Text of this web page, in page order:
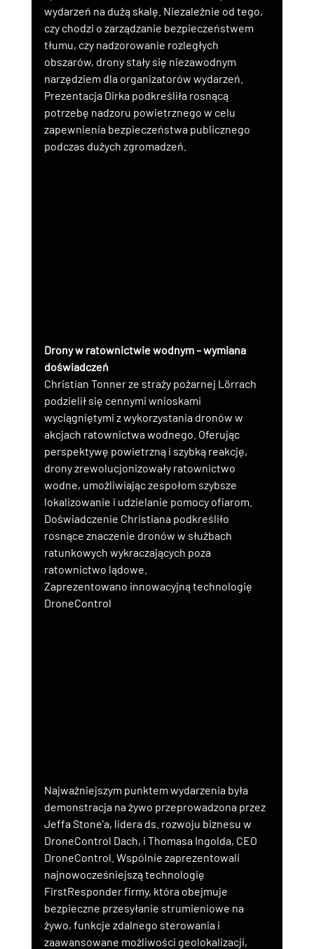
wydarzeń na dużą skalę. Niezależnie od tego,
czy chodzi o zarządzanie bezpieczeństwem
tłumu, czy nadzorowanie rozległych
obszarów, drony stały się niezawodnym
narzędziem dla organizatorów wydarzeń.
Prezentacja Dirka podkreśliła rosnącą
potrzebę nadzoru powietrznego w celu
zapewnienia bezpieczeństwa publicznego
podczas dużych zgromadzeń.
Drony w ratownictwie wodnym – wymiana
doświadczeń
Christian Tonner ze straży pożarnej Lörrach
podzielił się cennymi wnioskami
wyciągniętymi z wykorzystania dronów w
akcjach ratownictwa wodnego. Oferując
perspektywę powietrzną i szybką reakcję,
drony zrewolucjonizowały ratownictwo
wodne, umożliwiając zespołom szybsze
lokalizowanie i udzielanie pomocy ofiarom.
Doświadczenie Christiana podkreśliło
rosnące znaczenie dronów w służbach
ratunkowych wykraczających poza
ratownictwo lądowe.
Zaprezentowano innowacyjną technologię
DroneControl
Najważniejszym punktem wydarzenia była
demonstracja na żywo przeprowadzona przez
Jeffa Stone'a, lidera ds. rozwoju biznesu w
DroneControl Dach, i Thomasa Ingolda, CEO
DroneControl. Wspólnie zaprezentowali
najnowocześniejszą technologię
FirstResponder firmy, która obejmuje
bezpieczne przesyłanie strumieniowe na
żywo, funkcje zdalnego sterowania i
zaawansowane możliwości geolokalizacji,